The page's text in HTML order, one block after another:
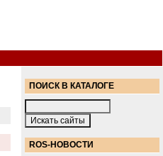
ПОИСК В КАТАЛОГЕ
ROS-НОВОСТИ